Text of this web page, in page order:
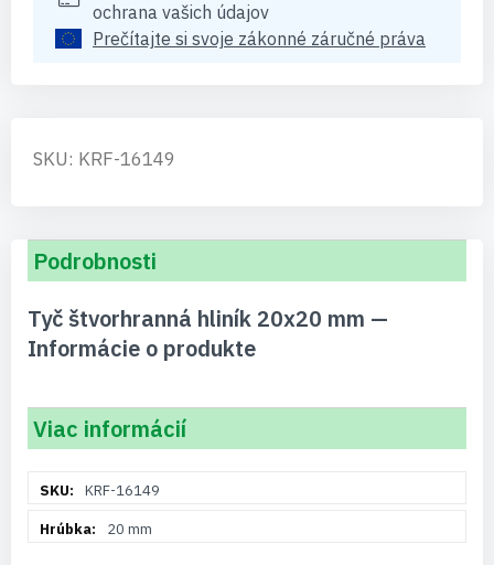
ochrana vašich údajov
Prečítajte si svoje zákonné záručné práva
SKU: KRF-16149
Podrobnosti
Tyč štvorhranná hliník 20x20 mm —
Informácie o produkte
Viac informácií
informáciíKRF-16149
20 mm